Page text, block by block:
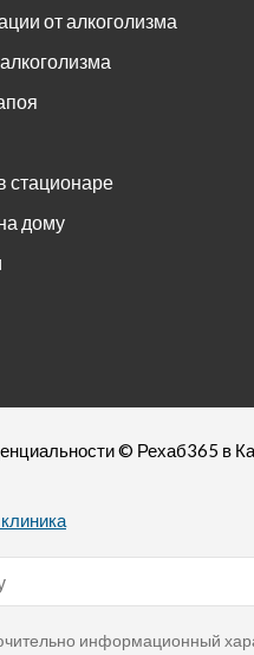
от алкоголизма
стационаре
дому
© Рехаб365 в
информационный